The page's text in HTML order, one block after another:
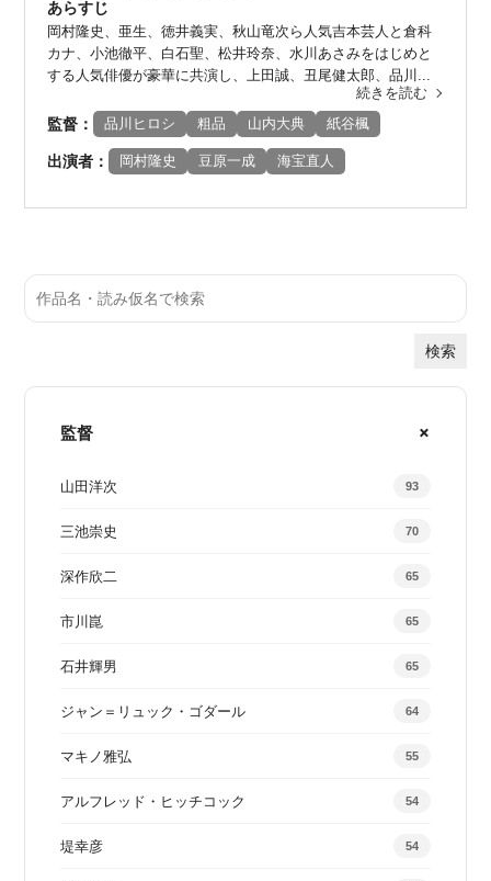
あらすじ
岡村隆史、亜生、徳井義実、秋山竜次ら人気吉本芸人と倉科
カナ、小池徹平、白石聖、松井玲奈、水川あさみをはじめと
する人気俳優が豪華に共演し、上田誠、丑尾健太郎、品川...
続きを読む
監督： 品川ヒロシ 粗品 山内大典 紙谷楓
出演者： 岡村隆史 豆原一成 海宝直人
検索
監督
山田洋次 93
三池崇史 70
深作欣二 65
市川崑 65
石井輝男 65
ジャン＝リュック・ゴダール 64
マキノ雅弘 55
アルフレッド・ヒッチコック 54
堤幸彦 54